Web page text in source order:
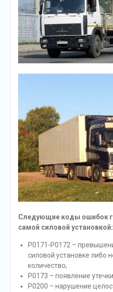
Следующие коды ошибок
самой силовой установкой:
Р0171-Р0172 –
силовой установке либо
количество;
Р0173 – появление
Р0200 – нарушение